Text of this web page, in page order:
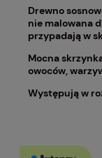
Drewno
nie malowana
przypadają w
Mocna
owoców,
Występują w